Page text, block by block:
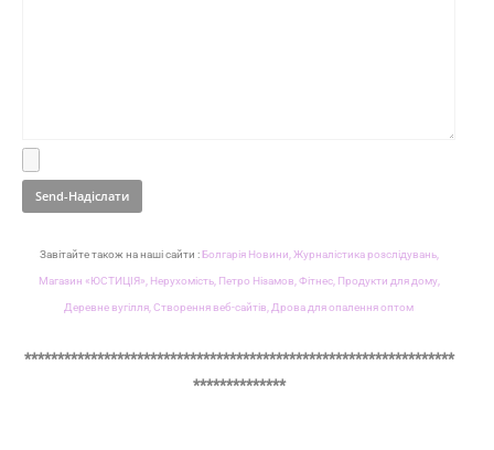
Завітайте також на наші сайти :Болгарія Новини, Журналістика розслідувань,
Магазин «ЮСТИЦІЯ», Нерухомість, Петро Нізамов, Фітнес, Продукти для дому,
Деревне вугілля, Створення веб-сайтів, Дрова для опалення оптом
*****************************************************************
**************